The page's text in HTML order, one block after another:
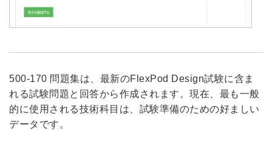
500-170 問題集は、最新のFlexPod Design試験に含ま
れる試験問題と回答から作成されます。現在、最も一般
的に使用される技術科目は、試験準備のための好ましい
データです。